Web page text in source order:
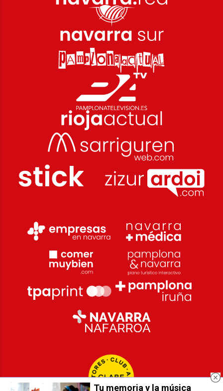
Tu memoria y la música